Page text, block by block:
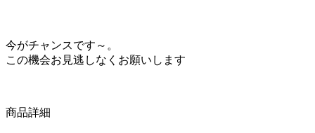
今がチャンスです～。
この機会お見逃しなくお願いします
商品詳細